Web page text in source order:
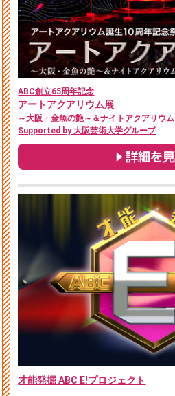
ABC創立65周年記念
アートアクアリウム展
～大阪・金魚の艶～＆ナイトアクアリウム
Supported by 大阪芸術大学グループ
才能発掘 ABC E!プロジェクト